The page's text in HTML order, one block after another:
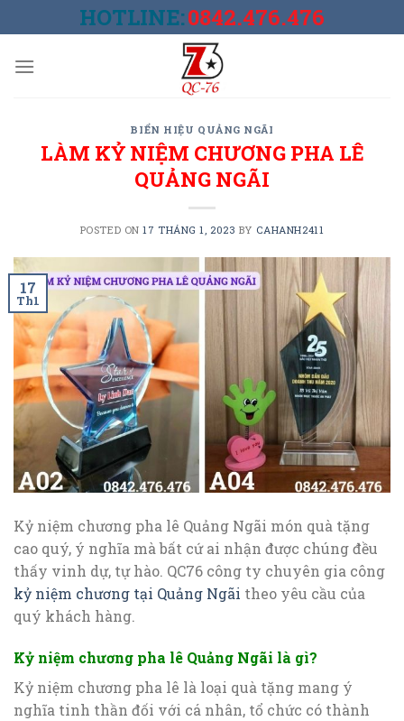
to
HOTLINE:0842.476.476
BIỂN HIỆU QUẢNG NGÃI
LÀM KỶ NIỆM CHƯƠNG PHA LÊ
QUẢNG NGÃI
POSTED ON17 THÁNG 1, 2023 BY CAHANH2411
17
Th1
Kỷ niệm chương pha lê Quảng Ngãi món quà tặng
cao quý, ý nghĩa mà bất cứ ai nhận được chúng đều
thấy vinh dự, tự hào. QC76 công ty chuyên gia công
kỷ niệm chương tại Quảng Ngãi theo yêu cầu của
quý khách hàng.
Kỷ niệm chương pha lê Quảng Ngãi là gì?
Kỷ niệm chương pha lê là loại quà tặng mang ý
nghĩa tinh thần đối với cá nhân, tổ chức có thành